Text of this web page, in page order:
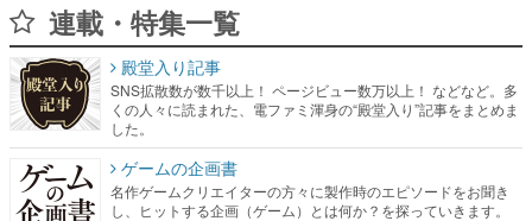
連載・特集一覧
殿堂入り記事
SNS拡散数が数千以上！ ページビュー数万以上！ などなど。多
くの人々に読まれた、電ファミ渾身の“殿堂入り”記事をまとめま
した。
ゲームの企画書
名作ゲームクリエイターの方々に製作時のエピソードをお聞き
し、ヒットする企画（ゲーム）とは何か？を探っていきます。